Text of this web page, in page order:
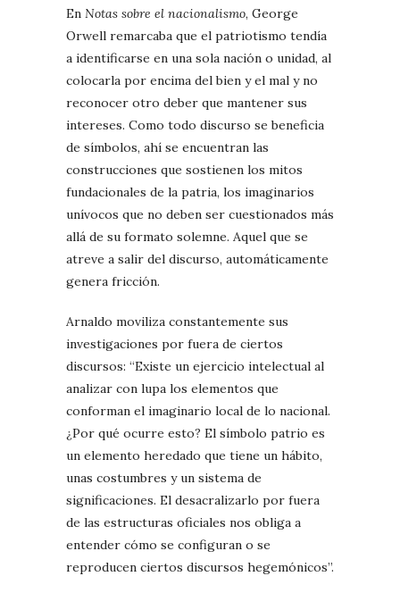
En Notas sobre el nacionalismo, George
Orwell remarcaba que el patriotismo tendía
a identificarse en una sola nación o unidad, al
colocarla por encima del bien y el mal y no
reconocer otro deber que mantener sus
intereses. Como todo discurso se beneficia
de símbolos, ahí se encuentran las
construcciones que sostienen los mitos
fundacionales de la patria, los imaginarios
unívocos que no deben ser cuestionados más
allá de su formato solemne. Aquel que se
atreve a salir del discurso, automáticamente
genera fricción.
Arnaldo moviliza constantemente sus
investigaciones por fuera de ciertos
discursos: “Existe un ejercicio intelectual al
analizar con lupa los elementos que
conforman el imaginario local de lo nacional.
¿Por qué ocurre esto? El símbolo patrio es
un elemento heredado que tiene un hábito,
unas costumbres y un sistema de
significaciones. El desacralizarlo por fuera
de las estructuras oficiales nos obliga a
entender cómo se configuran o se
reproducen ciertos discursos hegemónicos”.